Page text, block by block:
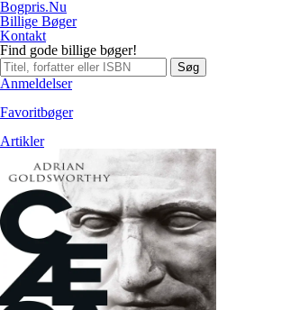
Bogpris.Nu
Billige Bøger
Kontakt
Find gode billige bøger!
Søg
Anmeldelser
Favoritbøger
Artikler